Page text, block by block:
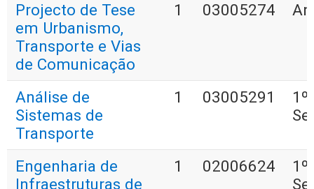
Projecto de Tese
em Urbanismo,
Transporte e Vias
de Comunicação
1 03005274
Análise de
Sistemas de
Transporte
1 03005291
1º
Engenharia de
Infraestruturas de
1 02006624
1º